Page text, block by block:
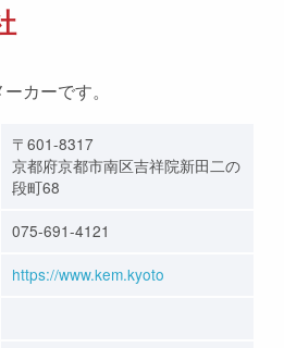
カーです。
〒601-8317
京都府京都市南区吉祥院新田二の
段町68
075-691-4121
https://www.kem.kyoto